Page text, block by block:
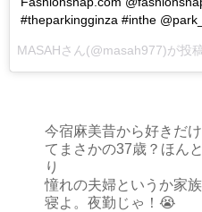
#theparkingginza #inthe
MASAHさん(@masah977)が投
今宿麻美昔から好きだ
てまさかの37歳？ほん
り
憧れの夫婦というか家
寝よ。夜勤じゃ！😭